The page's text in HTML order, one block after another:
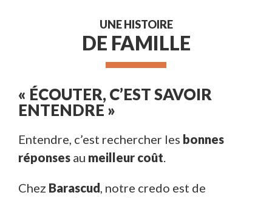
UNE HISTOIRE
DE FAMILLE
« ÉCOUTER, C’EST SAVOIR
ENTENDRE »
Entendre, c’est rechercher les bonnes
réponses au meilleur coût.
Chez Barascud, notre credo est de